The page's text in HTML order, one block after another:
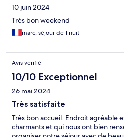
10 juin 2024
Très bon weekend
marc, séjour de 1 nuit
Avis vérifié
10/10 Exceptionnel
26 mai 2024
Très satisfaite
Très bon accueil. Endroit agréable
charmants et qui nous ont bien